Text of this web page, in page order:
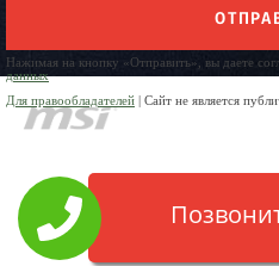
Нажимая на кнопку «Отправить», вы даете
данных
Для правообладателей | Сайт не является